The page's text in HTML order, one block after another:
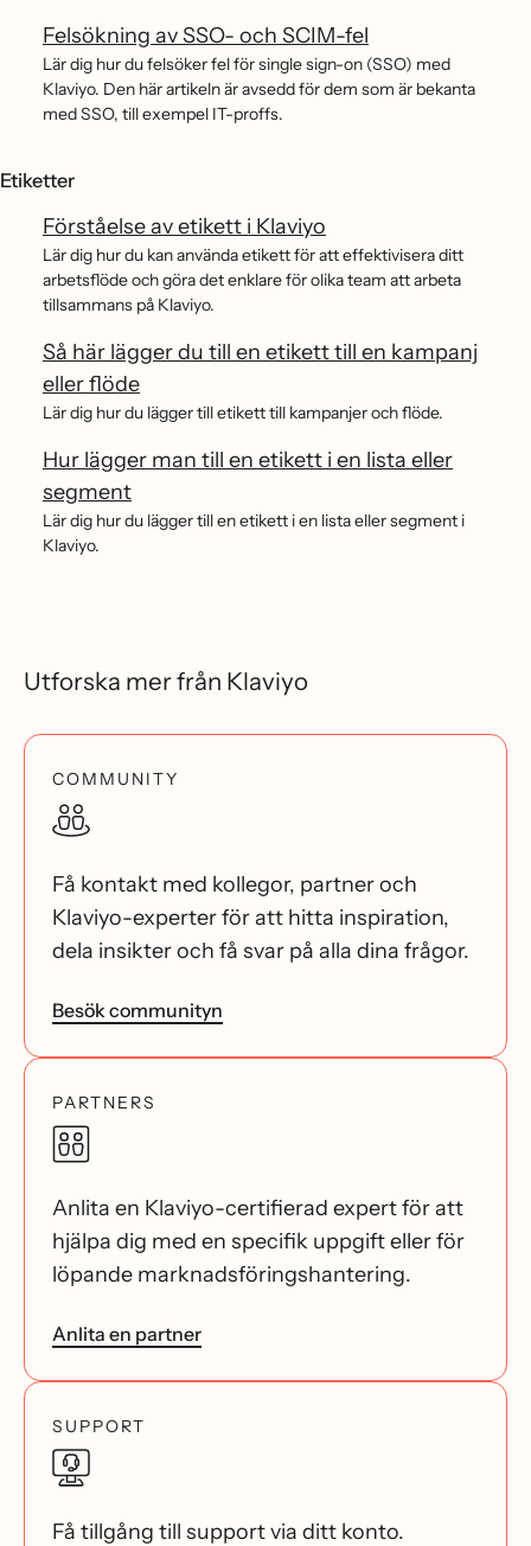
Felsökning av SSO- och SCIM-fel
Lär dig hur du felsöker fel för single sign-on (SSO) med
Klaviyo. Den här artikeln är avsedd för dem som är bekanta
med SSO, till exempel IT-proffs.
Etiketter
Förståelse av etikett i Klaviyo
Lär dig hur du kan använda etikett för att effektivisera ditt
arbetsflöde och göra det enklare för olika team att arbeta
tillsammans på Klaviyo.
Så här lägger du till en etikett till en kampanj
eller flöde
Lär dig hur du lägger till etikett till kampanjer och flöde.
Hur lägger man till en etikett i en lista eller
segment
Lär dig hur du lägger till en etikett i en lista eller segment i
Klaviyo.
Utforska mer från Klaviyo
COMMUNITY
Få kontakt med kollegor, partner och
Klaviyo-experter för att hitta inspiration,
dela insikter och få svar på alla dina frågor.
Besök communityn
PARTNERS
Anlita en Klaviyo-certifierad expert för att
hjälpa dig med en specifik uppgift eller för
löpande marknadsföringshantering.
Anlita en partner
SUPPORT
Få tillgång till support via ditt konto.